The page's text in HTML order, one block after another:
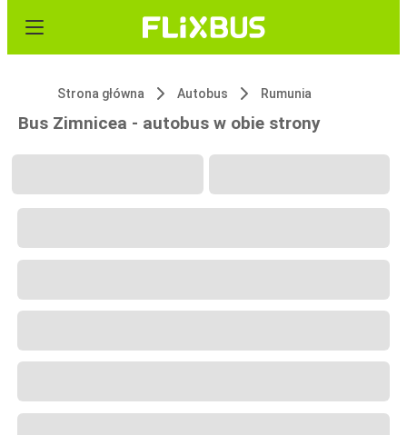
Strona główna Autobus Rumunia
Bus Zimnicea - autobus w obie strony